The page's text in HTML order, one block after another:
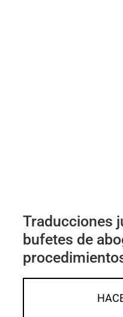
Traducciones
bufetes de